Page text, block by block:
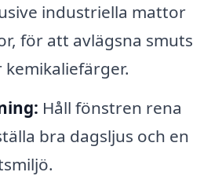
industriella mattor
för att avlägsna smuts
kemikaliefärger.
Håll fönstren rena
bra dagsljus och en